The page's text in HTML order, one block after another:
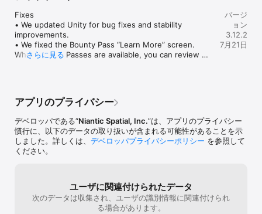
Fixes
• We updated Unity for bug fixes and stability
improvements.
• We fixed the Bounty Pass “Learn More” screen.
When Bounty Passes are available, you can review
さらに見る
バージ
ョン
3.12.2
7月21日
アプリのプライバシー
デベロッパである“Niantic Spatial, Inc.”は、アプリのプライバシー
慣行に、以下のデータの取り扱いが含まれる可能性があることを示
しました。詳しくは、 デベロッパプライバシーポリシー を参照して
ください。
ユーザに関連付けられたデータ
次のデータは収集され、ユーザの識別情報に関連付けられ
る場合があります。